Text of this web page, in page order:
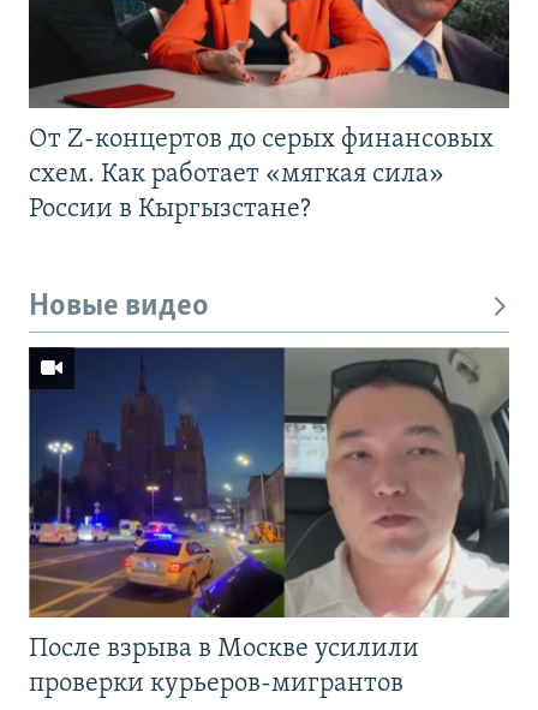
От Z-концертов до серых финансовых
схем. Как работает «мягкая сила»
России в Кыргызстане?
Новые видео
После взрыва в Москве усилили
проверки курьеров-мигрантов